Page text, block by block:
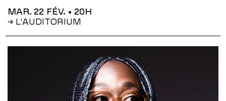
MAR. 22 FÉV. • 20H
→ L'AUDITORIUM